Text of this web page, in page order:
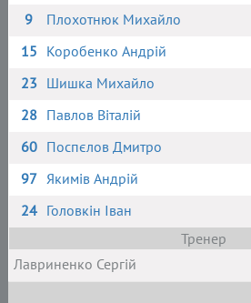
9
Плохотнюк Михайло
15 Коробенко Андрій
23 Шишка Михайло
28 Павлов Віталій
60 Поспєлов Дмитро
97 Якимів Андрій
24 Головкін Іван
Тренер
Лавриненко Сергій